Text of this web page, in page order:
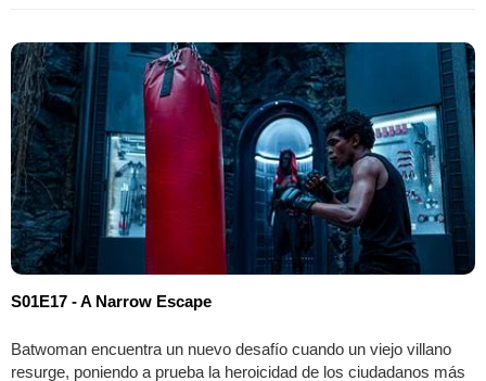
S01E17 - A Narrow Escape
Batwoman encuentra un nuevo desafío cuando un viejo villano
resurge, poniendo a prueba la heroicidad de los ciudadanos más